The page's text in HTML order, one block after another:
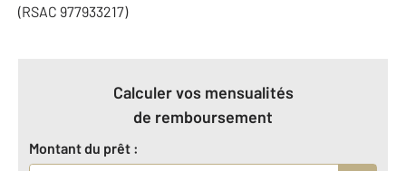
(RSAC 977933217)
Calculer vos mensualités
de remboursement
Montant du prêt :